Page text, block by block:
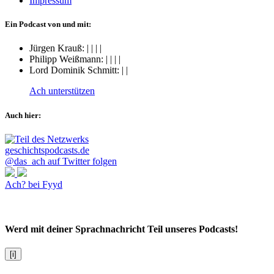
Ein Podcast von und mit:
Jürgen Krauß: | | | |
Philipp Weißmann: | | | |
Lord Dominik Schmitt: | |
Ach unterstützen
Auch hier:
@das_ach auf Twitter folgen
Ach? bei Fyyd
Werd mit deiner Sprachnachricht Teil unseres Podcasts!
[i]